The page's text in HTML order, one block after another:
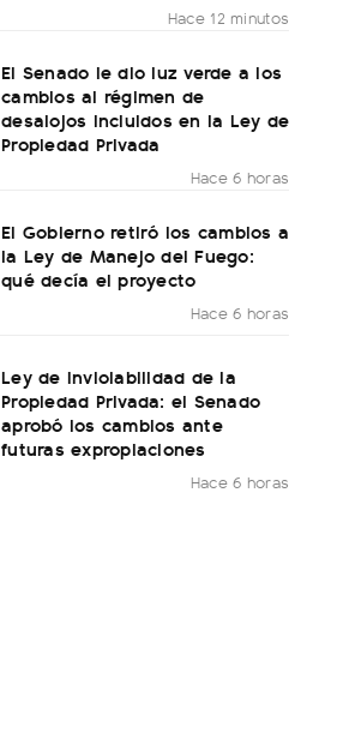
Hace 12 minutos
El Senado le dio luz verde a los
cambios al régimen de
desalojos incluidos en la Ley de
Propiedad Privada
Hace 6 horas
El Gobierno retiró los cambios a
la Ley de Manejo del Fuego:
qué decía el proyecto
Hace 6 horas
Ley de Inviolabilidad de la
Propiedad Privada: el Senado
aprobó los cambios ante
futuras expropiaciones
Hace 6 horas